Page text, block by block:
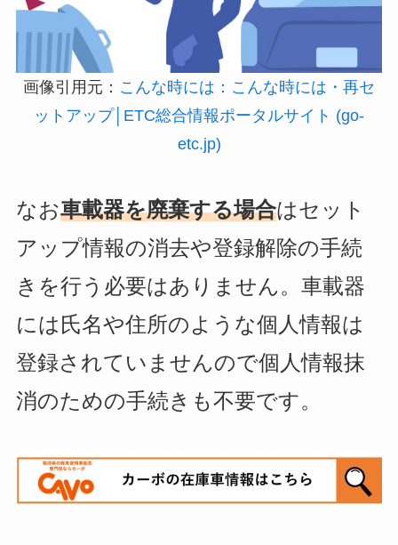
画像引用元： こんな時には：こんな時には・再セ
ットアップ│ETC総合情報ポータルサイト (go-
etc.jp)
なお車載器を廃棄する場合はセット
アップ情報の消去や登録解除の手続
きを行う必要はありません。車載器
には氏名や住所のような個人情報は
登録されていませんので個人情報抹
消のための手続きも不要です。